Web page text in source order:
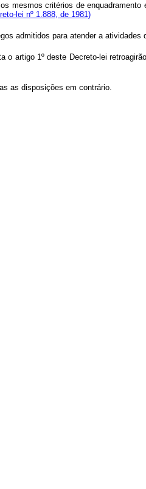
mesmos critérios de
lei nº 1.888, de 1981)
admitidos para atender a
artigo 1º deste Decreto-lei
as disposições em contrário.